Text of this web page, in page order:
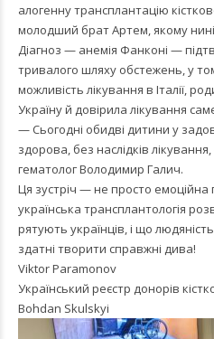
алогенну трансплантацію
молодший брат Артем, якому нині
Діагноз — анемія Фанконі —
тривалого шляху обстежень, у
можливість лікування в Італії,
Україну й довірила лікування
— Сьогодні обидві дитини у
здорова, без наслідків
гематолог Володимир Галич.
Ця зустріч — не просто емоційна
українська трансплантологія
рятують українців, і що
здатні творити справжні дива!
Viktor Paramonov
Український реєстр донорів
Bohdan Skulskyi